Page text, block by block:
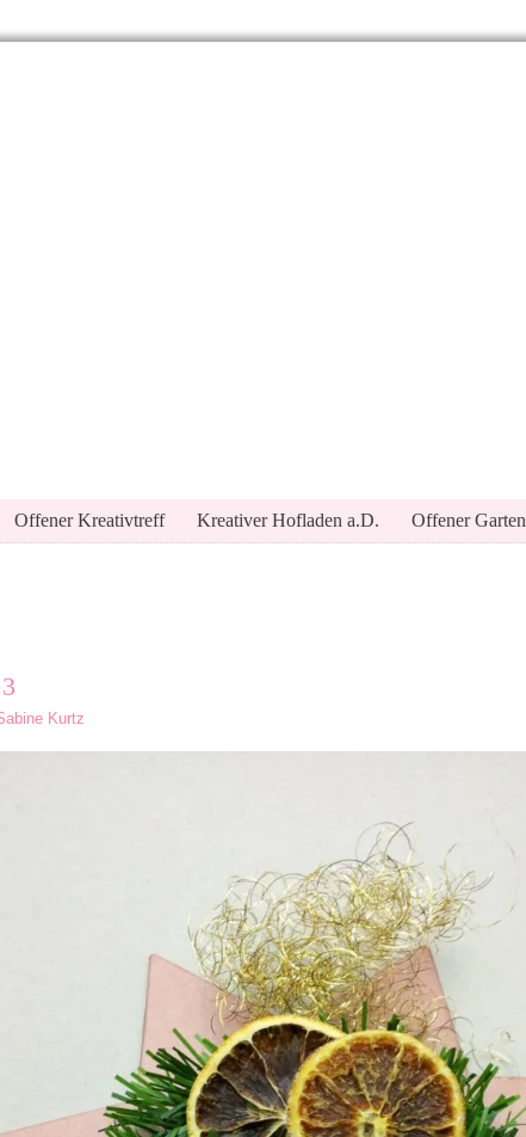
Offener Kreativtreff Kreativer Hofladen a.D. Offener Garten
Kurtz